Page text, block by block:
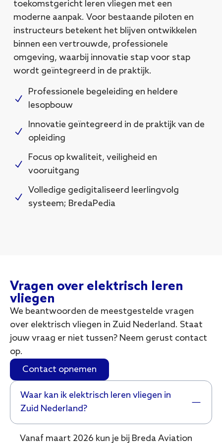
toekomstgericht leren vliegen met een
moderne aanpak. Voor bestaande piloten en
instructeurs betekent het blijven ontwikkelen
binnen een vertrouwde, professionele
omgeving, waarbij innovatie stap voor stap
wordt geïntegreerd in de praktijk.
Professionele begeleiding en heldere
lesopbouw
Innovatie geïntegreerd in de praktijk van de
opleiding
Focus op kwaliteit, veiligheid en
vooruitgang
Volledige gedigitaliseerd leerlingvolg
systeem; BredaPedia
Vragen over elektrisch leren
vliegen
We beantwoorden de meestgestelde vragen
over elektrisch vliegen in Zuid Nederland. Staat
jouw vraag er niet tussen? Neem gerust contact
op.
Contact opnemen
Waar kan ik elektrisch leren vliegen in
Zuid Nederland?
Vanaf maart 2026 kun je bij Breda Aviation